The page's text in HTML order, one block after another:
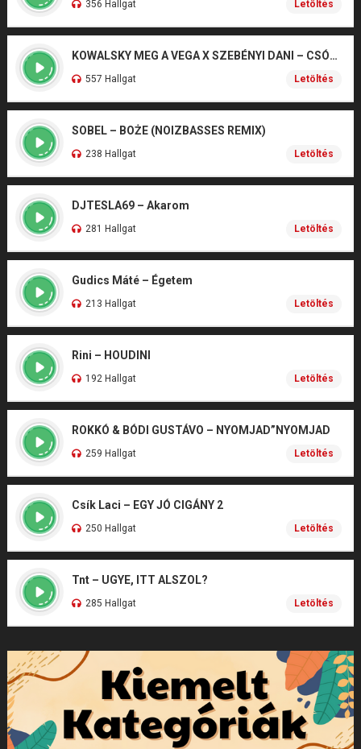
356 Hallgat Letöltés
KOWALSKY MEG A VEGA X SZEBÉNYI DANI – CSÓNAK
557 Hallgat Letöltés
SOBEL – BOŻE (NOIZBASSES REMIX)
238 Hallgat Letöltés
DJTESLA69 – Akarom
281 Hallgat Letöltés
Gudics Máté – Égetem
213 Hallgat Letöltés
Rini – HOUDINI
192 Hallgat Letöltés
ROKKÓ & BÓDI GUSTÁVO – NYOMJAD”NYOMJAD
259 Hallgat Letöltés
Csík Laci – EGY JÓ CIGÁNY 2
250 Hallgat Letöltés
Tnt – UGYE, ITT ALSZOL?
285 Hallgat Letöltés